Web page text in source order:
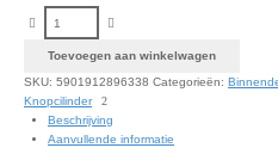
Toevoegen aan winkelwagen
SKU: 5901912896338 Categorieën:
Knopcilinder
Beschrijving
Aanvullende informatie